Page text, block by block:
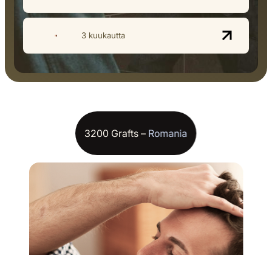
3 kuukautta
3200 Grafts – Romania